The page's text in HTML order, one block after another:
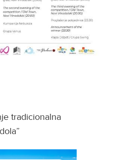
tradicionalna